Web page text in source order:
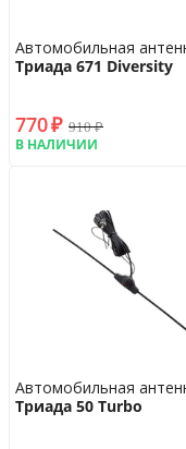
Автомобильная
Триада 671 Diversity
770₽ 910₽
В НАЛИЧИИ
Автомобильная
Триада 50 Turbo